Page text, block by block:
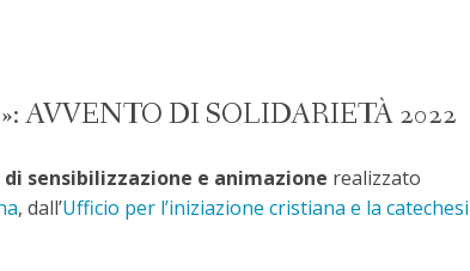
AVVENTO DI SOLIDARIETÀ 2022
di sensibilizzazione e animazione realizzato
, dall’Ufficio per l’iniziazione cristiana e la catechesi